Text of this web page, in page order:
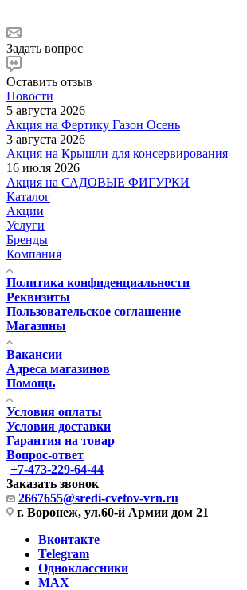
Задать вопрос
Оставить отзыв
Новости
5 августа 2026
Акция на Фертику Газон Осень
3 августа 2026
Акция на Крышли для консервирования
16 июля 2026
Акция на САДОВЫЕ ФИГУРКИ
Каталог
Акции
Услуги
Бренды
Компания
Политика конфиденциальности
Реквизиты
Пользовательское соглашение
Магазины
Вакансии
Адреса магазинов
Помощь
Условия оплаты
Условия доставки
Гарантия на товар
Вопрос-ответ
+7-473-229-64-44
Заказать звонок
2667655@sredi-cvetov-vrn.ru
г. Воронеж, ул.60-й Армии дом 21
Вконтакте
Telegram
Одноклассники
MAX